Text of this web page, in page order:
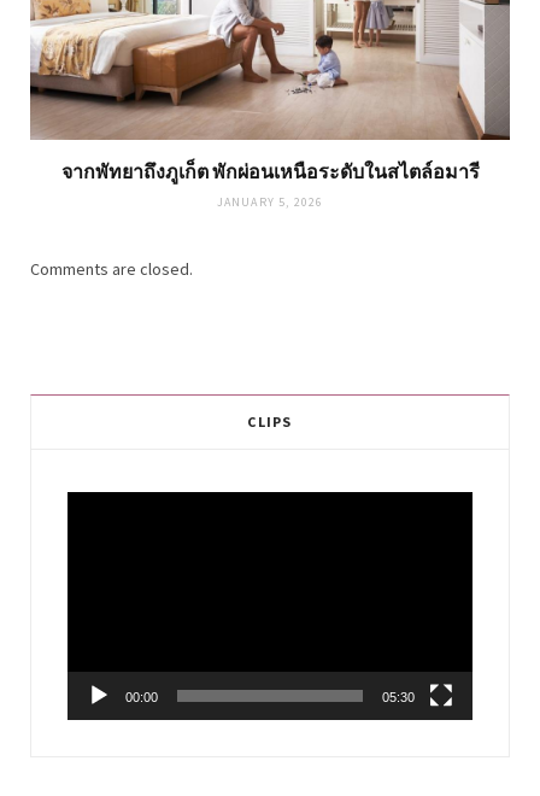
จากพัทยาถึงภูเก็ต พักผ่อนเหนือระดับในสไตล์อมารี
JANUARY 5, 2026
Comments are closed.
CLIPS
00:00 05:30